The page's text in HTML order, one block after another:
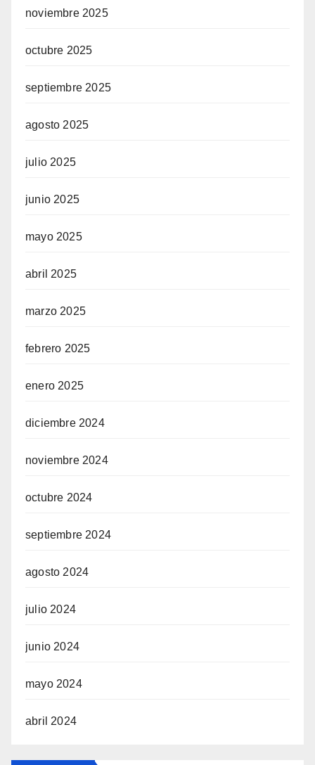
noviembre 2025
octubre 2025
septiembre 2025
agosto 2025
julio 2025
junio 2025
mayo 2025
abril 2025
marzo 2025
febrero 2025
enero 2025
diciembre 2024
noviembre 2024
octubre 2024
septiembre 2024
agosto 2024
julio 2024
junio 2024
mayo 2024
abril 2024